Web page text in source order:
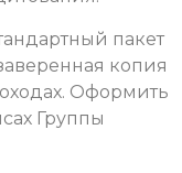
пакет
копия
Оформить
Группы